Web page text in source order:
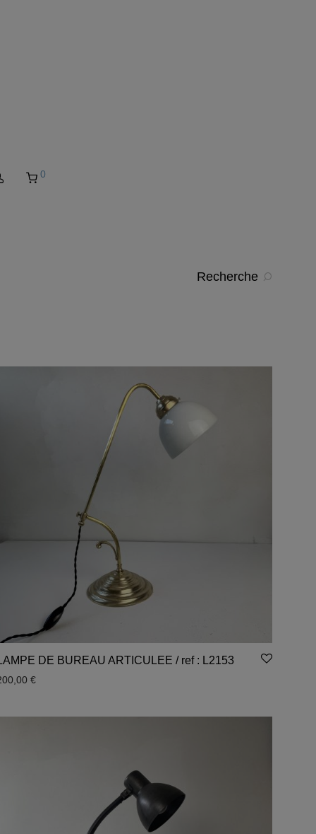
0
Recherche
DE BUREAU ARTICULEE / ref : L2153
€